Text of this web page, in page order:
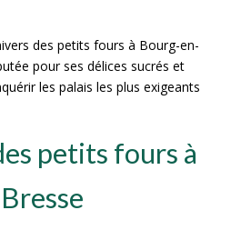
des petits fours à Bourg-en-
pour ses délices sucrés et
les palais les plus exigeants
petits fours à